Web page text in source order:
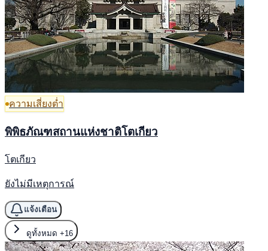
ความเสี่ยงต่ำ
พิพิธภัณฑสถานแห่งชาติโตเกียว
โตเกียว
ยังไม่มีเหตุการณ์
แจ้งเตือน
ดูทั้งหมด +16